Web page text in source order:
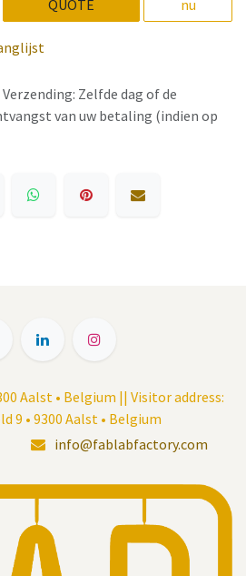
QUOTE
nu
Verzending: Zelfde dag of de
van uw betaling (indien op
Aalst • Belgium || Visitor address:
9 • 9300 Aalst • Belgium
info@fablabfactory.com